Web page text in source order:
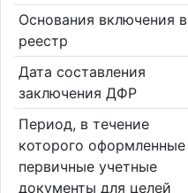
Основания включения в
реестр
Дата составления
заключения ДФР
Период, в течение
которого оформленные
первичные учетные
документы для целей